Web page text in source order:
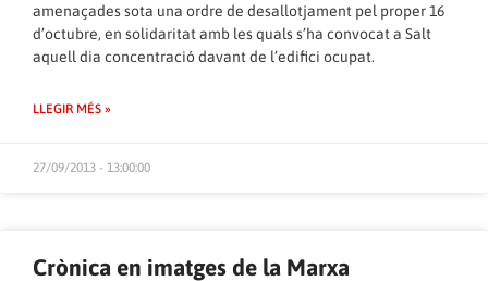
amenaçades sota una ordre de desallotjament pel proper 16
d’octubre, en solidaritat amb les quals s’ha convocat a Salt
aquell dia concentració davant de l’edifici ocupat.
LLEGIR MÉS »
27/09/2013 - 13:00:00
Crònica en imatges de la Marxa